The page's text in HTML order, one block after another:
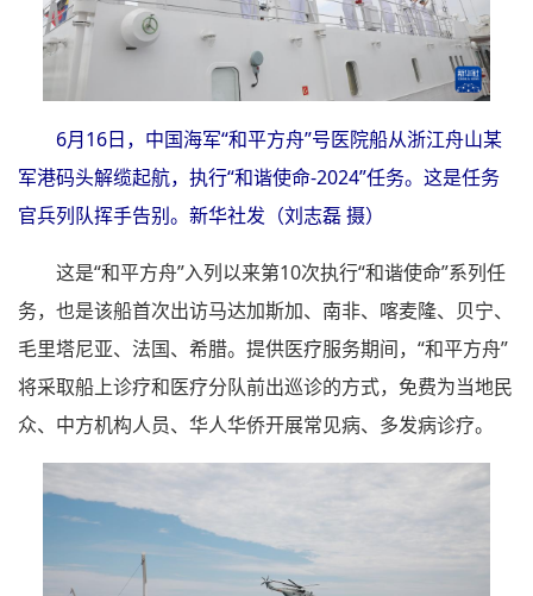
6月16日，中国海军“和平方舟”号医院船从浙江舟山某
军港码头解缆起航，执行“和谐使命-2024”任务。这是任务
官兵列队挥手告别。新华社发（刘志磊 摄）
这是“和平方舟”入列以来第10次执行“和谐使命”系列任
务，也是该船首次出访马达加斯加、南非、喀麦隆、贝宁、
毛里塔尼亚、法国、希腊。提供医疗服务期间，“和平方舟”
将采取船上诊疗和医疗分队前出巡诊的方式，免费为当地民
众、中方机构人员、华人华侨开展常见病、多发病诊疗。